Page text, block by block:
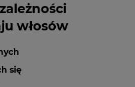
włosów
się